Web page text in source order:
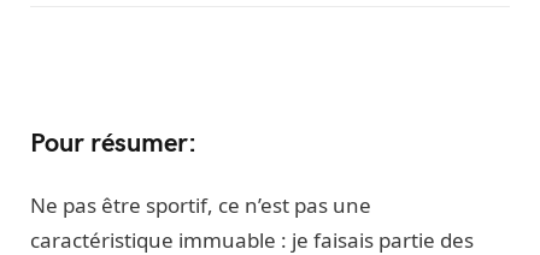
Pour résumer:
Ne pas être sportif, ce n’est pas une
caractéristique immuable : je faisais partie des